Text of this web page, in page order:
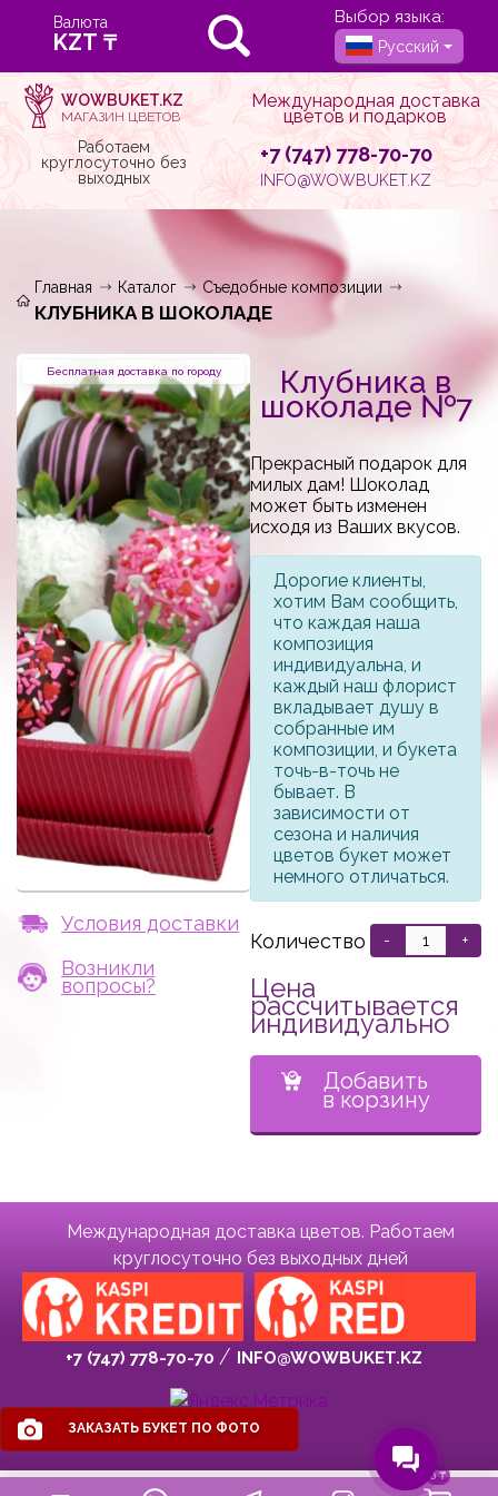
0₸
Валюта Выбор языка:
Русский
WOWBUKET.KZ
МАГАЗИН ЦВЕТОВ
Международная доставка
цветов и подарков
Работаем
круглосуточно без
выходных
+7 (747) 778-70-70
INFO@WOWBUKET.KZ
Главная Каталог Съедобные композиции
КЛУБНИКА В ШОКОЛАДЕ
Бесплатная доставка по городу
Условия доставки
Возникли
вопросы?
Клубника в
шоколаде №7
Прекрасный подарок для
милых дам! Шоколад
может быть изменен
исходя из Ваших вкусов.
Дорогие клиенты,
хотим Вам сообщить,
что каждая наша
композиция
индивидуальна, и
каждый наш флорист
вкладывает душу в
собранные им
композиции, и букета
точь-в-точь не
бывает. В
зависимости от
сезона и наличия
цветов букет может
немного отличаться.
Количество - +
Цена
рассчитывается
индивидуально
Добавить
в корзину
Международная доставка цветов. Работаем
круглосуточно без выходных дней
+7 (747) 778-70-70 INFO@WOWBUKET.KZ
ЗАКАЗАТЬ БУКЕТ ПО ФОТО